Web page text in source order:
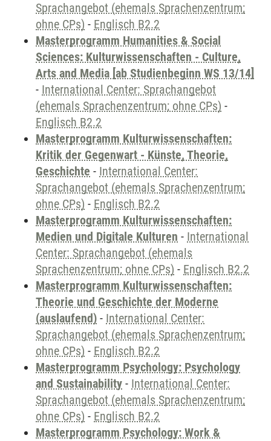
Sprachangebot (ehemals Sprachenzentrum;
ohne CPs) - Englisch B2.2
Masterprogramm Humanities & Social
Sciences: Kulturwissenschaften - Culture,
Arts and Media [ab Studienbeginn WS 13/14]
- International Center: Sprachangebot
(ehemals Sprachenzentrum; ohne CPs) -
Englisch B2.2
Masterprogramm Kulturwissenschaften:
Kritik der Gegenwart - Künste, Theorie,
Geschichte - International Center:
Sprachangebot (ehemals Sprachenzentrum;
ohne CPs) - Englisch B2.2
Masterprogramm Kulturwissenschaften:
Medien und Digitale Kulturen - International
Center: Sprachangebot (ehemals
Sprachenzentrum; ohne CPs) - Englisch B2.2
Masterprogramm Kulturwissenschaften:
Theorie und Geschichte der Moderne
(auslaufend) - International Center:
Sprachangebot (ehemals Sprachenzentrum;
ohne CPs) - Englisch B2.2
Masterprogramm Psychology: Psychology
and Sustainability - International Center:
Sprachangebot (ehemals Sprachenzentrum;
ohne CPs) - Englisch B2.2
Masterprogramm Psychology: Work &